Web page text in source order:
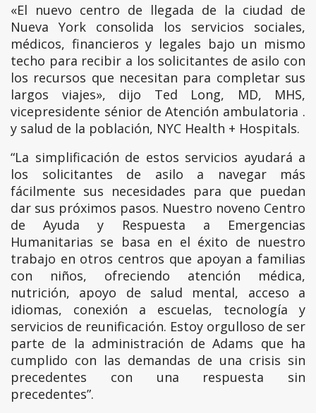
«El nuevo centro de llegada de la ciudad de
Nueva York consolida los servicios sociales,
médicos, financieros y legales bajo un mismo
techo para recibir a los solicitantes de asilo con
los recursos que necesitan para completar sus
largos viajes», dijo Ted Long, MD, MHS,
vicepresidente sénior de Atención ambulatoria .
y salud de la población, NYC Health + Hospitals.
“La simplificación de estos servicios ayudará a
los solicitantes de asilo a navegar más
fácilmente sus necesidades para que puedan
dar sus próximos pasos. Nuestro noveno Centro
de Ayuda y Respuesta a Emergencias
Humanitarias se basa en el éxito de nuestro
trabajo en otros centros que apoyan a familias
con niños, ofreciendo atención médica,
nutrición, apoyo de salud mental, acceso a
idiomas, conexión a escuelas, tecnología y
servicios de reunificación. Estoy orgulloso de ser
parte de la administración de Adams que ha
cumplido con las demandas de una crisis sin
precedentes con una respuesta sin
precedentes”.